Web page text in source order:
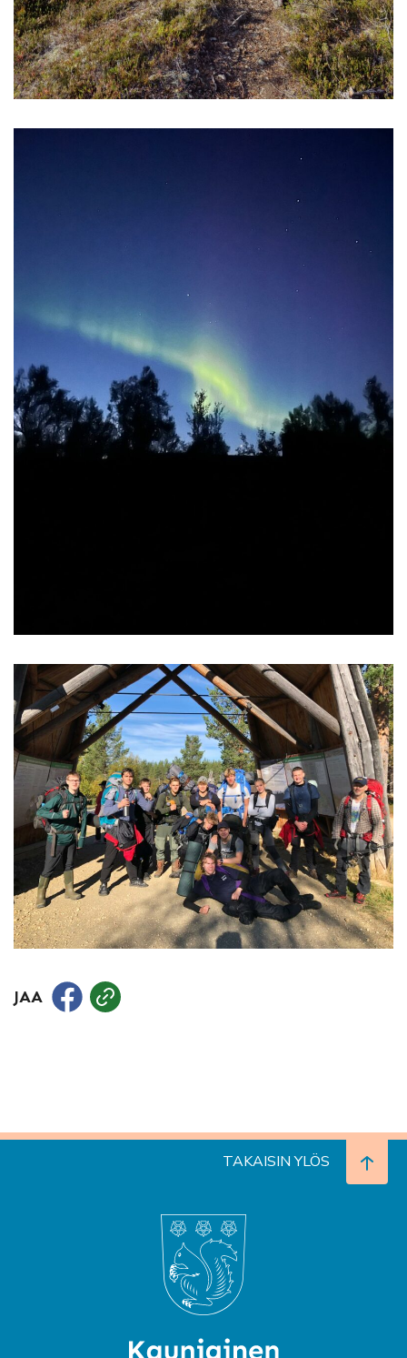
JAA
TAKAISIN YLÖS